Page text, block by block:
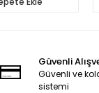
Güvenli
Güvenli ve
sistemi